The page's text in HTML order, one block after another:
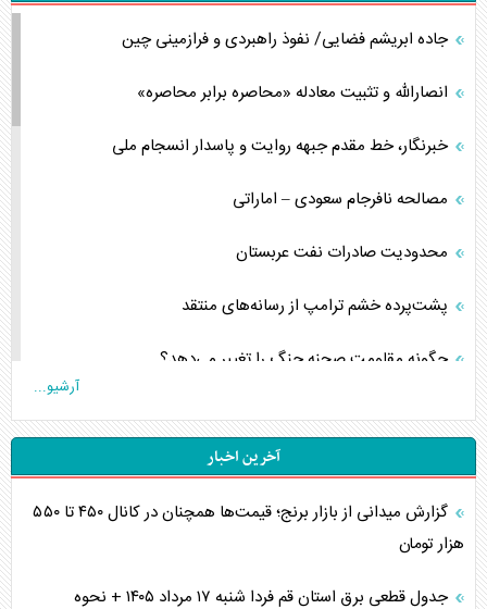
جاده ابریشم فضایی/ نفوذ راهبردی و فرازمینی چین
انصارالله و تثبیت معادله «محاصره برابر محاصره»
خبرنگار، خط مقدم جبهه روایت و پاسدار انسجام ملی
مصالحه نافرجام سعودی – اماراتی
محدودیت صادرات نفت عربستان
پشت‌پرده خشم ترامپ از رسانه‌های منتقد
چگونه مقاومت صحنه جنگ را تغییر می‌دهد؟
جنگ رمضان و معضل حضور نظامیان آمریکایی
تحلیل جامع پدیده تراستی‌ها
تأثیر جنگ ایران و آمریکا بر اقتصاد جهانی
آرشیو...
آخرین اخبار
گزارش میدانی از بازار برنج؛ قیمت‌ها همچنان در کانال ۴۵۰ تا ۵۵۰
هزار تومان
جدول قطعی برق استان قم فردا شنبه ۱۷ مرداد ۱۴۰۵ + نحوه